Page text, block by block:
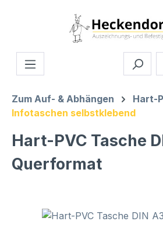
Zum Hauptinhalt springen
Zum Auf- & Abhängen
Hart-
Infotaschen selbstklebend
Hart-PVC Tasche
Querformat
Bildergalerie überspringen